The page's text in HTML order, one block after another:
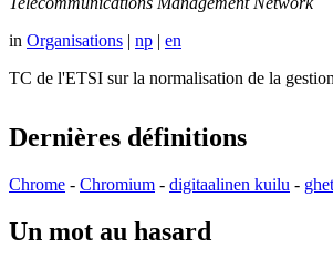
in Organisations | np | en
TC de l'ETSI sur la normalisation de la
Dernières définitions
Chrome - Chromium - digitaalinen kuilu -
Un mot au hasard